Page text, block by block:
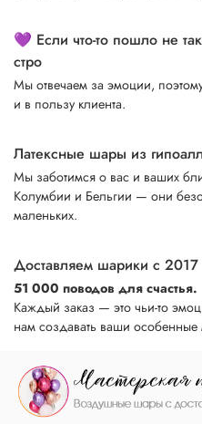
💜 Если что-то пошло не
стро
Мы отвечаем за эмоции,
и в пользу клиента.
Латексные шары из
Мы заботимся о вас и ваших
Колумбии и Бельгии — они
маленьких.
Доставляем шарики с 2017
51 000 поводов для счастья.
Каждый заказ — это чьи-то
нам создавать ваши особенные